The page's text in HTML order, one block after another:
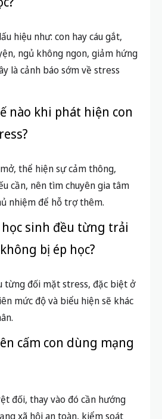
hiệu như: con hay cáu gắt,
ngủ không ngon, giảm hứng
là cảnh báo sớm về stress
nào khi phát hiện con
thể hiện sự cảm thông,
cần, nên tìm chuyên gia tâm
nhiệm để hỗ trợ thêm.
học sinh đều từng trải
bị ép học?
từng đối mặt stress, đặc biệt ở
mức độ và biểu hiện sẽ khác
cấm con dùng mạng
đối, thay vào đó cần hướng
xã hội an toàn, kiểm soát